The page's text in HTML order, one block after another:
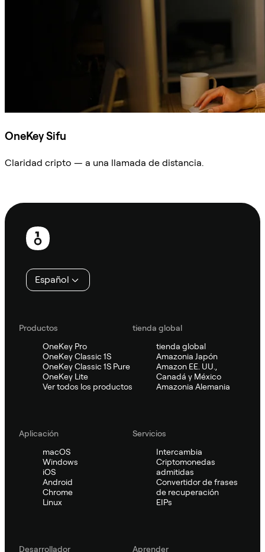
OneKey Sifu
Claridad cripto — a una llamada de distancia.
Pie
página
Español
Productos
OneKey Pro
OneKey Classic 1S
OneKey Classic 1S Pure
OneKey Lite
Ver todos los productos
tienda global
tienda global
Amazonia Japón
Amazon EE. UU.,
Canadá y México
Amazonia Alemania
Aplicación
macOS
Windows
iOS
Android
Chrome
Linux
Servicios
Intercambia
Criptomonedas
admitidas
Convertidor de frases
de recuperación
EIPs
Desarrollador Aprender